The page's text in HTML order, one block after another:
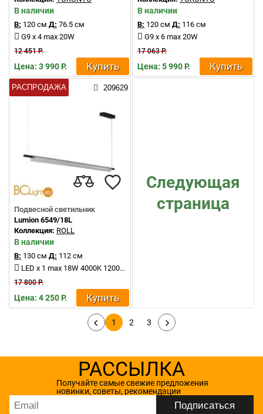
В наличии
В: 120 см Д: 76.5 см
G9 x 4 max 20W
12 451 Р.
Цена: 3 990 Р. Купить
В наличии
В: 120 см Д: 116 см
G9 x 6 max 20W
17 063 Р.
Цена: 5 990 Р. Купить
РАСПРОДАЖА 209629
Подвесной светильник
Lumion 6549/18L
Коллекция: ROLL
В наличии
В: 130 см Д: 112 см
LED x 1 max 18W 4000K 1200Lm
17 800 Р.
Цена: 4 250 Р. Купить
Следующая
страница
1 2 3
РАССЫЛКА
Получайте самые свежие предложения
новинки, советы, рекомендации